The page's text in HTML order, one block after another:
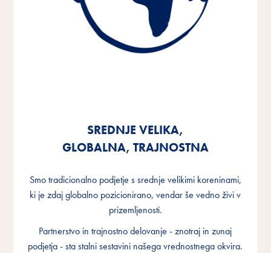
SREDNJE VELIKA,
GLOBALNA, TRAJNOSTNA
Smo tradicionalno podjetje s srednje velikimi koreninami,
ki je zdaj globalno pozicionirano, vendar še vedno živi v
prizemljenosti.
Partnerstvo in trajnostno delovanje - znotraj in zunaj
podjetja - sta stalni sestavini našega vrednostnega okvira.
SREDNJE VELIKA,
GLOBALNA, TRAJNOSTNA
Smo tradicionalno podjetje s srednje velikimi koreninami,
ki je zdaj globalno pozicionirano, vendar še vedno živi v
prizemljenosti.
Partnerstvo in trajnostno delovanje - znotraj in zunaj
podjetja - sta stalni sestavini našega vrednostnega okvira.
SREDNJE VELIKA,
GLOBALNA, TRAJNOSTNA
Smo tradicionalno podjetje s srednje velikimi koreninami,
ki je zdaj globalno pozicionirano, vendar še vedno živi v
prizemljenosti.
Partnerstvo in trajnostno delovanje - znotraj in zunaj
podjetja - sta stalni sestavini našega vrednostnega okvira.